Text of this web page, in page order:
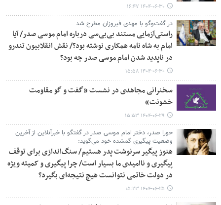
۱۴۰۴-۰۶-۳۰ ۱۶:۴۷
در گفت‌وگو با مهدی فیروزان مطرح شد
راستی‌آزمایی مستند بی‌بی‌سی درباره امام موسی صدر/ آیا
امام به شاه نامه همکاری نوشته بود؟/ نقش انقلابیون تندرو
در ناپدید شدن امام موسی صدر چه بود؟
۱۴۰۴-۰۶-۳۰ ۱۵:۵۸
سخنرانی مجاهدی در نشست «گفت و گو مقاومت
خشونت»
۱۴۰۴-۰۶-۲۹ ۱۵:۵۳
حورا صدر، دختر امام موسی صدر در گفتگو با خبرآنلاین از آخرین
وضعیت پیگیری گمشده خود می‌گوید:
هنوز پیگیر سرنوشت پدر هستیم/ سنگ‌اندازی برای توقف
پیگیری‌ و ناامیدی ما بسیار است/ چرا پیگیری و کمیته ویژه
در دولت خاتمی نتوانست هیچ نتیجه‌ای بگیرد؟
۱۴۰۴-۰۶-۲۵ ۱۵:۲۳